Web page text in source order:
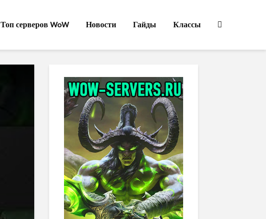
Топ серверов WoW Новости Гайды Классы